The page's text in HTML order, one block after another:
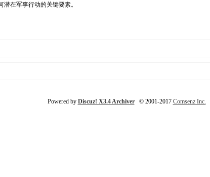
在军事行动的关键要素。
Powered by Discuz! X3.4 Archiver© 2001-2017 Comsenz Inc.